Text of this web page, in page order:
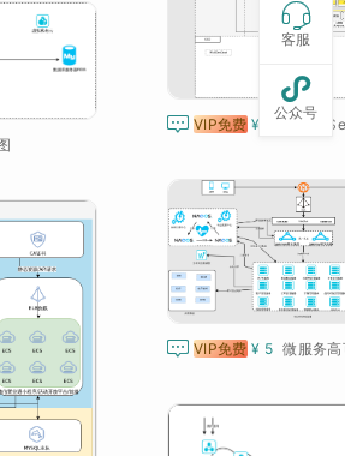
 VIP免费 ¥ 5 华为云
 VIP免费 ¥ 5

客服

公众号